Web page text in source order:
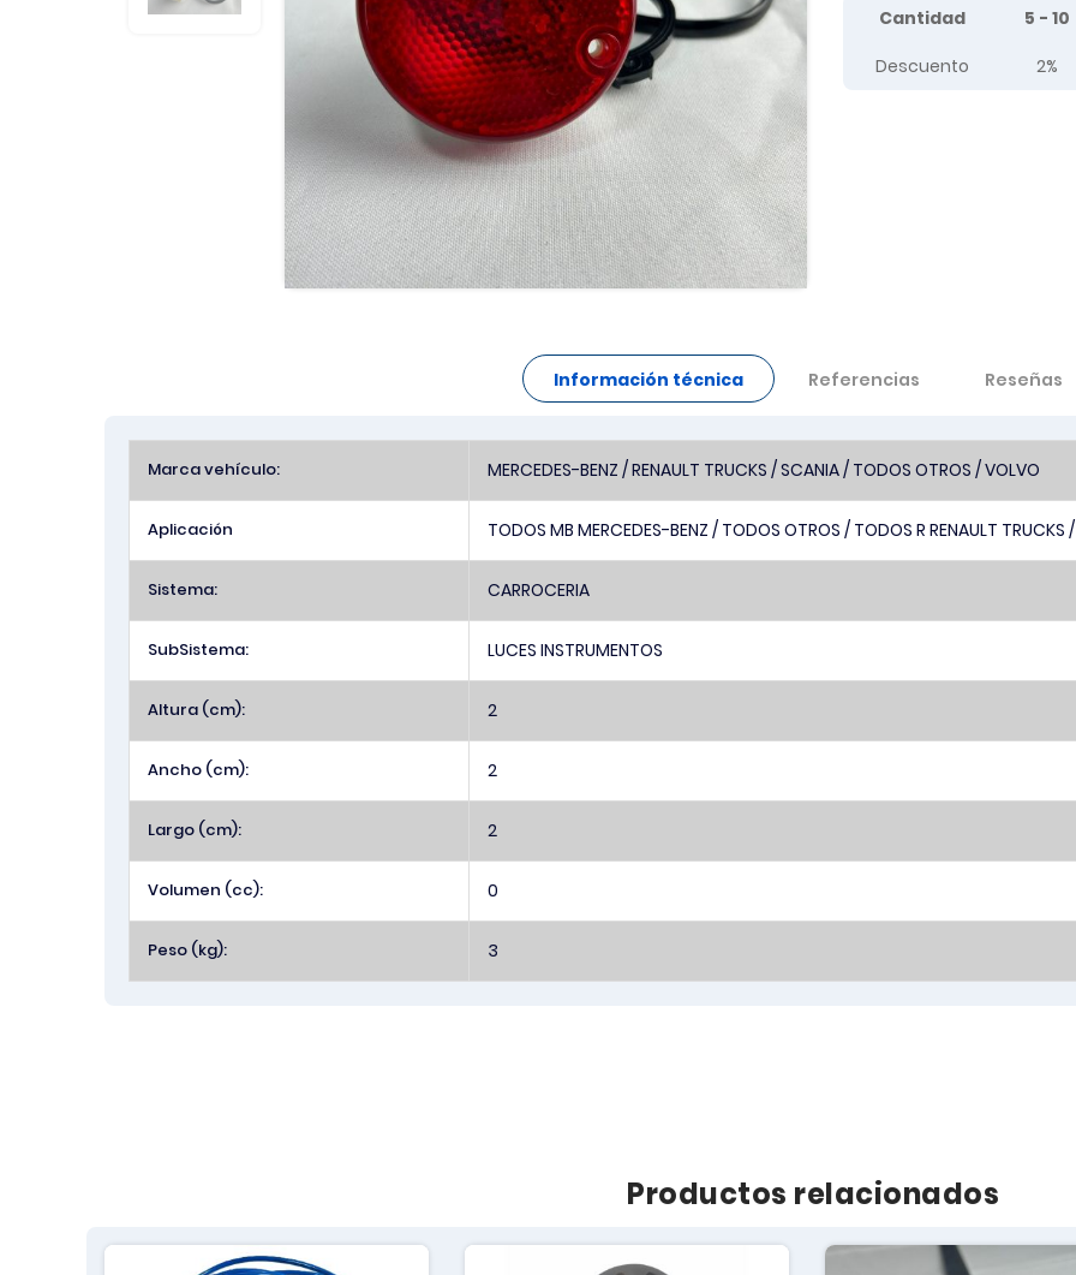
Tier prices table
Cantidad 5 - 10
Descuento
2%
Información técnica
Información
Marca vehículo: MERCEDES-BENZ / RENAULT TRUCKS / SCANIA / TODOS OTROS / VOLVO
Aplicación TODOS MB MERCEDES-BENZ / TODOS OTROS / TODOS R RENAULT
Sistema: CARROCERIA
SubSistema: LUCES INSTRUMENTOS
Altura (cm): 2
Ancho (cm): 2
Largo (cm): 2
Volumen (cc): 0
Peso (kg): 3
Referencias Reseñas
Productos relacionados